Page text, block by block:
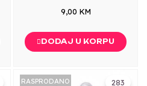
9,00 KM
DODAJ U KORPU
283
RASPRODANO